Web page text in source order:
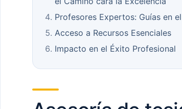
Profesores Expertos: Guías en
Acceso a Recursos Esenciales
Impacto en el Éxito Profesional